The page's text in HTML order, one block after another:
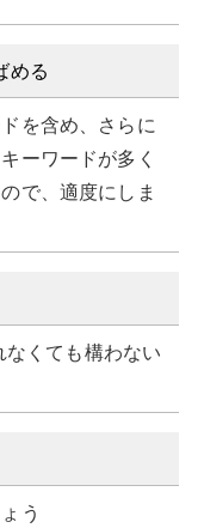
める
を含め、さらに
ーワードが多く
で、適度にしま
くても構わない
う